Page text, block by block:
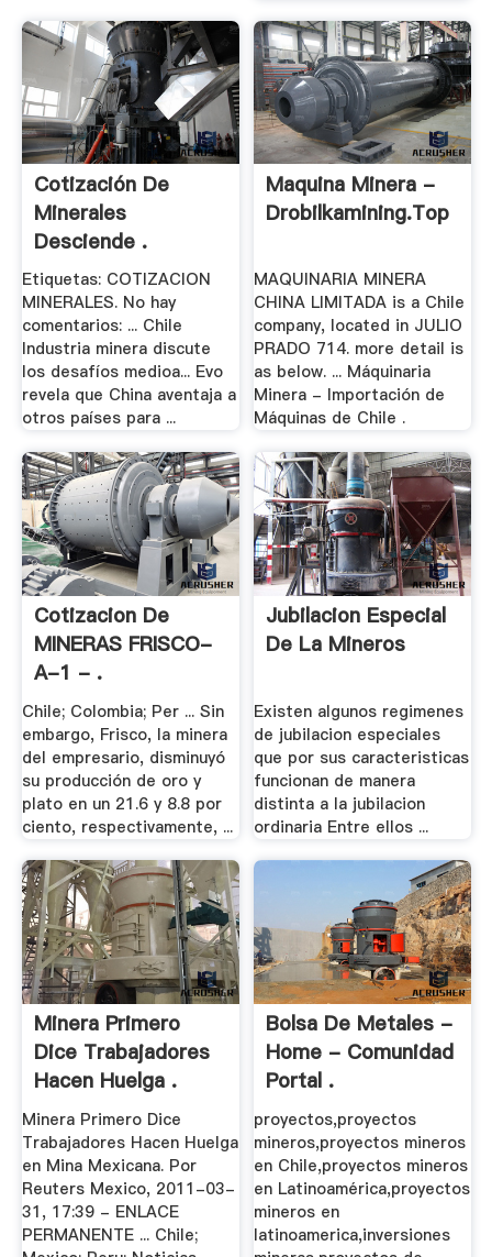
Cotización De
Minerales
Desciende .
Etiquetas: COTIZACION
MINERALES. No hay
comentarios: ... Chile
Industria minera discute
los desafíos medioa... Evo
revela que China aventaja a
otros países para ...
Maquina Minera -
Drobilkamining.top
MAQUINARIA MINERA
CHINA LIMITADA is a Chile
company, located in JULIO
PRADO 714. more detail is
as below. ... Máquinaria
Minera - Importación de
Máquinas de Chile .
Cotizacion De
MINERAS FRISCO-
A-1 - .
Chile; Colombia; Per ... Sin
embargo, Frisco, la minera
del empresario, disminuyó
su producción de oro y
plato en un 21.6 y 8.8 por
ciento, respectivamente, ...
Jubilacion Especial
De La Mineros
Existen algunos regimenes
de jubilacion especiales
que por sus caracteristicas
funcionan de manera
distinta a la jubilacion
ordinaria Entre ellos ...
Minera Primero
Dice Trabajadores
Hacen Huelga .
Minera Primero Dice
Trabajadores Hacen Huelga
en Mina Mexicana. Por
Reuters Mexico, 2011-03-
31, 17:39 - ENLACE
PERMANENTE ... Chile;
Bolsa De Metales -
Home - Comunidad
Portal .
proyectos,proyectos
mineros,proyectos mineros
en Chile,proyectos mineros
en Latinoamérica,proyectos
mineros en
latinoamerica,inversiones